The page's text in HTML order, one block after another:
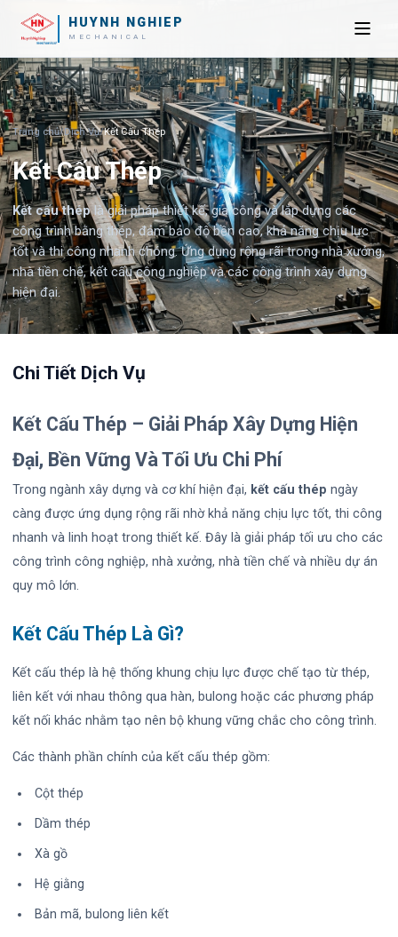
HUYNH NGHIEP
MECHANICAL
Trang chủ/Dịch Vụ/Kết Cấu Thép
Kết Cấu Thép
Kết cấu théplà giải pháp thiết kế, gia công và lắp dựng các
công trình bằng thép, đảm bảo độ bền cao, khả năng chịu lực
tốt và thi công nhanh chóng. Ứng dụng rộng rãi trong nhà xưởng,
nhà tiền chế, kết cấu công nghiệp và các công trình xây dựng
hiện đại.
Chi Tiết Dịch Vụ
Kết Cấu Thép – Giải Pháp Xây Dựng Hiện
Đại, Bền Vững Và Tối Ưu Chi Phí
Trong ngành xây dựng và cơ khí hiện đại, kết cấu thép ngày
càng được ứng dụng rộng rãi nhờ khả năng chịu lực tốt, thi công
nhanh và linh hoạt trong thiết kế. Đây là giải pháp tối ưu cho các
công trình công nghiệp, nhà xưởng, nhà tiền chế và nhiều dự án
quy mô lớn.
Kết Cấu Thép Là Gì?
Kết cấu thép là hệ thống khung chịu lực được chế tạo từ thép,
liên kết với nhau thông qua hàn, bulong hoặc các phương pháp
kết nối khác nhằm tạo nên bộ khung vững chắc cho công trình.
Các thành phần chính của kết cấu thép gồm:
Cột thép
Dầm thép
Xà gồ
Hệ giằng
Bản mã, bulong liên kết